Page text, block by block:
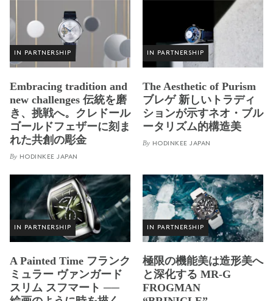
IN PARTNERSHIP
Embracing tradition and
new challenges 伝統を磨
き、挑戦へ。クレドール
ゴールドフェザーに刻ま
れた共創の彫金
By HODINKEE JAPAN
IN PARTNERSHIP
The Aesthetic of Purism
ブレゲ 新しいトラディ
ションが示すネオ・ブル
ータリズム的構造美
By HODINKEE JAPAN
IN PARTNERSHIP
A Painted Time フランク
ミュラー ヴァンガード
スリム スフマート ──
IN PARTNERSHIP
極限の機能美は造形美へ
と深化する MR-G
FROGMAN